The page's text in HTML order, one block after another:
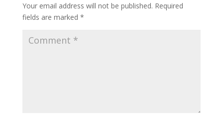
Your email address will not be published. Required
fields are marked *